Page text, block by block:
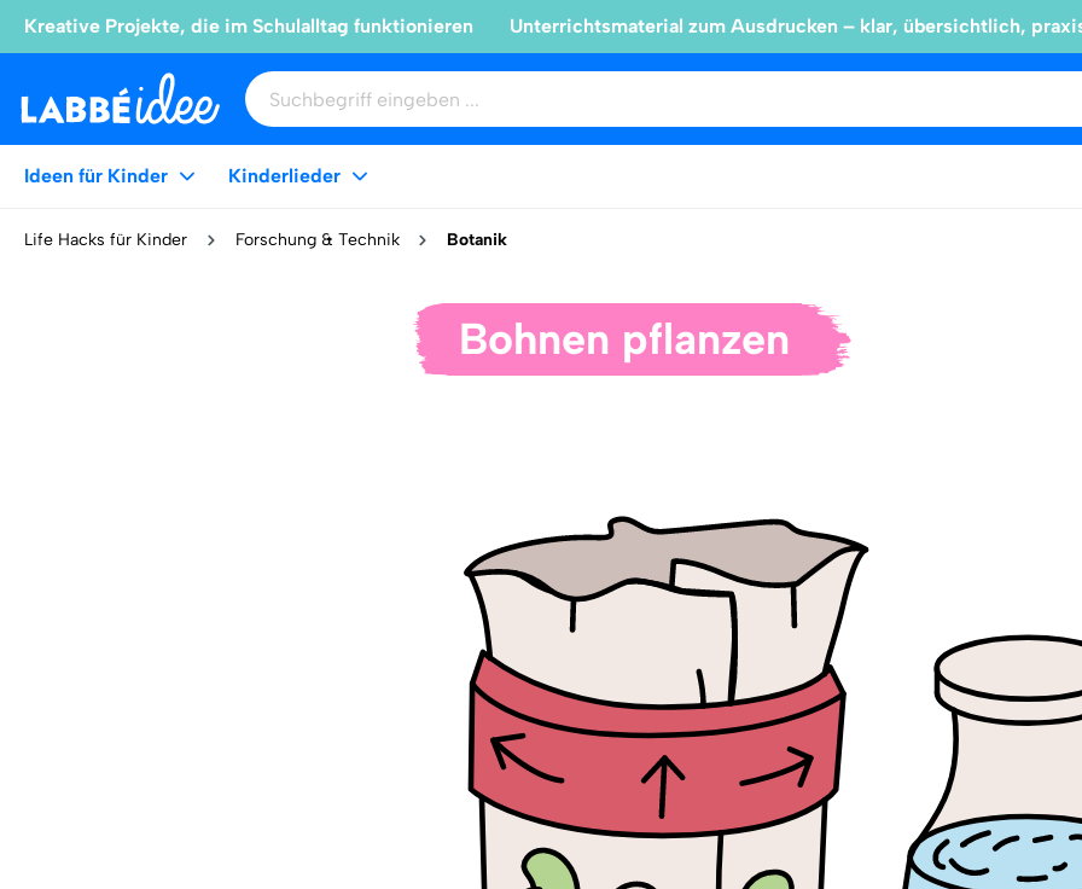
Kreative Projekte, die im Schulalltag funktionieren Unterrichtsmaterial zum Ausdrucken – klar, übersichtlich,
Ideen für Kinder Kinderlieder
Life Hacks für Kinder Forschung & Technik Botanik
Bohnen pflanzen